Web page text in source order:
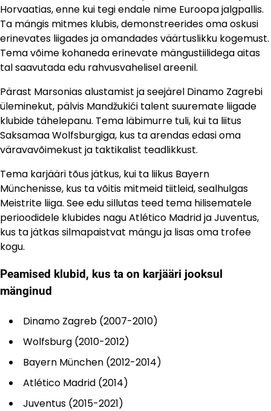
Horvaatias, enne kui tegi endale nime Euroopa jalgpallis.
Ta mängis mitmes klubis, demonstreerides oma oskusi
erinevates liigades ja omandades väärtuslikku kogemust.
Tema võime kohaneda erinevate mängustiilidega aitas
tal saavutada edu rahvusvahelisel areenil.
Pärast Marsonias alustamist ja seejärel Dinamo Zagrebi
üleminekut, pälvis Mandžukići talent suuremate liigade
klubide tähelepanu. Tema läbimurre tuli, kui ta liitus
Saksamaa Wolfsburgiga, kus ta arendas edasi oma
väravavõimekust ja taktikalist teadlikkust.
Tema karjääri tõus jätkus, kui ta liikus Bayern
Münchenisse, kus ta võitis mitmeid tiitleid, sealhulgas
Meistrite liiga. See edu sillutas teed tema hilisematele
perioodidele klubides nagu Atlético Madrid ja Juventus,
kus ta jätkas silmapaistvat mängu ja lisas oma trofee
kogu.
Peamised klubid, kus ta on karjääri jooksul
mänginud
Dinamo Zagreb (2007-2010)
Wolfsburg (2010-2012)
Bayern München (2012-2014)
Atlético Madrid (2014)
Juventus (2015-2021)